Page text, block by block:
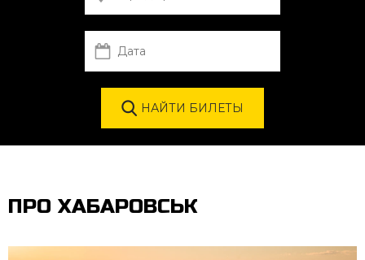
ПРО ХАБАРОВСЬК